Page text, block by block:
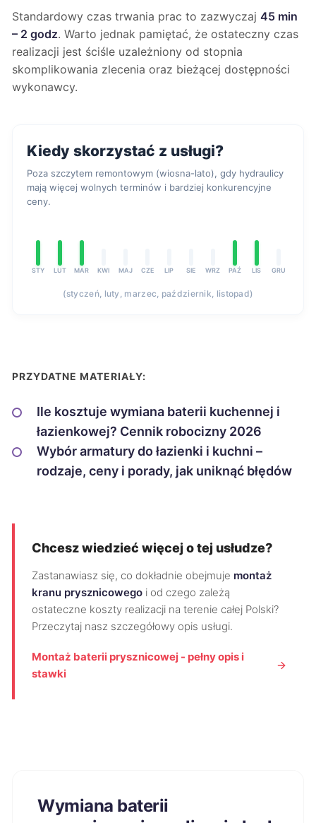
Standardowy czas trwania prac to zazwyczaj 45 min
– 2 godz. Warto jednak pamiętać, że ostateczny czas
realizacji jest ściśle uzależniony od stopnia
skomplikowania zlecenia oraz bieżącej dostępności
wykonawcy.
Kiedy skorzystać z usługi?
Poza szczytem remontowym (wiosna-lato), gdy hydraulicy
mają więcej wolnych terminów i bardziej konkurencyjne
ceny.
STY LUT MAR KWI MAJ CZE LIP SIE WRZ PAŹ LIS GRU
(styczeń, luty, marzec, październik, listopad)
PRZYDATNE MATERIAŁY:
Ile kosztuje wymiana baterii kuchennej i
łazienkowej? Cennik robocizny 2026
Wybór armatury do łazienki i kuchni –
rodzaje, ceny i porady, jak uniknąć błędów
Chcesz wiedzieć więcej o tej usłudze?
Zastanawiasz się, co dokładnie obejmuje montaż
kranu prysznicowego i od czego zależą
ostateczne koszty realizacji na terenie całej Polski?
Przeczytaj nasz szczegółowy opis usługi.
Montaż baterii prysznicowej - pełny opis i
stawki
Wymiana baterii